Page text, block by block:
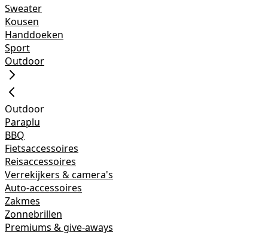
Sweater
Kousen
Handdoeken
Sport
Outdoor
Outdoor
Paraplu
BBQ
Fietsaccessoires
Reisaccessoires
Verrekijkers & camera's
Auto-accessoires
Zakmes
Zonnebrillen
Premiums & give-aways